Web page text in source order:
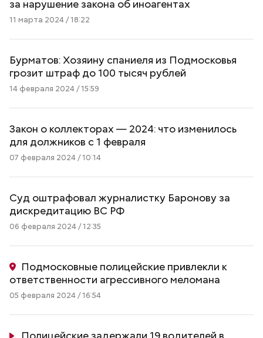
за нарушение закона об иноагентах
11 марта 2024 / 18:22
Бурматов: Хозяину спаниеля из Подмосковья
грозит штраф до 100 тысяч рублей
14 февраля 2024 / 15:59
Закон о коллекторах — 2024: что изменилось
для должников с 1 февраля
07 февраля 2024 / 10:14
Суд оштрафовал журналистку Баронову за
дискредитацию ВС РФ
06 февраля 2024 / 12:35
Подмосковные полицейские привлекли к
ответственности агрессивного меломана
05 февраля 2024 / 16:54